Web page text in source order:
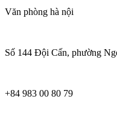
Văn phòng hà nội
Số 144 Đội Cấn, phường
+84 983 00 80 79